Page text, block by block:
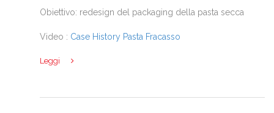
Obiettivo: redesign del packaging della pasta secca
Video : Case History Pasta Fracasso
Leggi